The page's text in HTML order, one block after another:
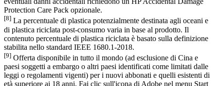
Protection Care Pack opzionale.
[8] La percentuale di plastica potenzialmente destinata agli oceani e
di plastica riciclata post-consumo varia in base al prodotto. Il
contenuto percentuale di plastica riciclata è basato sulla definizione
stabilita nello standard IEEE 1680.1-2018.
[9] Offerta disponibile in tutto il mondo (ad esclusione di Cina e
paesi soggetti a embargo o altri paesi identificati come limitati dalle
leggi o regolamenti vigenti) per i nuovi abbonati e quelli esistenti di
età superiore ai 18 anni. Fai clic sull'icona di Adobe nel menu Start